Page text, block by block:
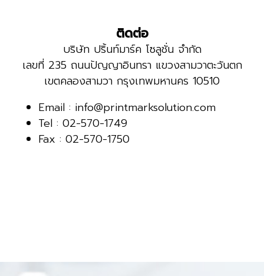
ติดต่อ
บริษัท ปริ้นท์มาร์ค โซลูชั่น จำกัด
เลขที่ 235 ถนนปัญญาอินทรา แขวงสามวาตะวันตก
เขตคลองสามวา กรุงเทพมหานคร 10510
Email : info@printmarksolution.com
Tel : 02-570-1749
Fax : 02-570-1750